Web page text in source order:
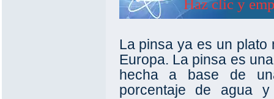
La pinsa ya es un
Europa. La pinsa es
hecha a base de
porcentaje de agua